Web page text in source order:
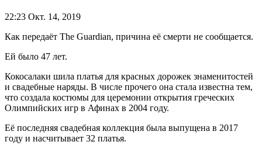
22:23 Окт. 14, 2019
Как передаёт The Guardian, причина её смерти не сообщается.
Ей было 47 лет.
Кокосалаки шила платья для красных дорожек знаменитостей
и свадебные наряды. В числе прочего она стала известна тем,
что создала костюмы для церемонии открытия греческих
Олимпийских игр в Афинах в 2004 году.
Её последняя свадебная коллекция была выпущена в 2017
году и насчитывает 32 платья.